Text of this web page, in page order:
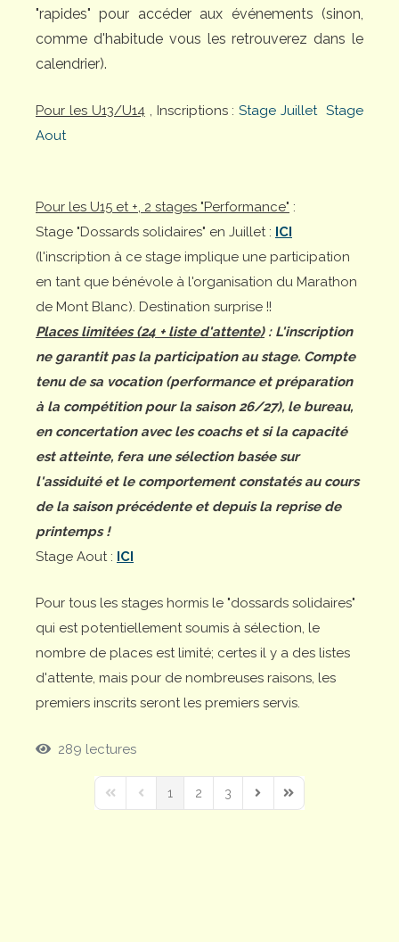
"rapides" pour accéder aux événements (sinon,
comme d'habitude vous les retrouverez dans le
calendrier).
Pour les U13/U14, Inscriptions :Stage Juillet Stage
Aout
Pour les U15 et +, 2 stages "Performance" :
Stage "Dossards solidaires" en Juillet : ICI
(l'inscription à ce stage implique une participation
en tant que bénévole à l'organisation du Marathon
de Mont Blanc). Destination surprise !!
Places limitées (24 + liste d'attente): L'inscription
ne garantit pas la participation au stage. Compte
tenu de sa vocation (performance et préparation
à la compétition pour la saison 26/27), le bureau,
en concertation avec les coachs et si la capacité
est atteinte, fera une sélection basée sur
l'assiduité et le comportement constatés au cours
de la saison précédente et depuis la reprise de
printemps !
Stage Aout : ICI
Pour tous les stages hormis le "dossards solidaires"
qui est potentiellement soumis à sélection, le
nombre de places est limité; certes il y a des listes
d'attente, mais pour de nombreuses raisons, les
premiers inscrits seront les premiers servis.
289 lectures
First PagePrevious Page
1 2 3
Next PageLast Page